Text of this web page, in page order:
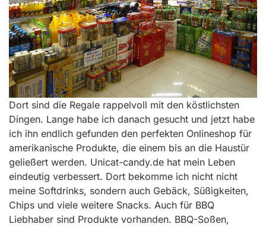
Dort sind die Regale rappelvoll mit den köstlichsten
Dingen. Lange habe ich danach gesucht und jetzt habe
ich ihn endlich gefunden den perfekten Onlineshop für
amerikanische Produkte, die einem bis an die Haustür
geließert werden. Unicat-candy.de hat mein Leben
eindeutig verbessert. Dort bekomme ich nicht nicht
meine Softdrinks, sondern auch Gebäck, Süßigkeiten,
Chips und viele weitere Snacks. Auch für BBQ
Liebhaber sind Produkte vorhanden. BBQ-Soßen,